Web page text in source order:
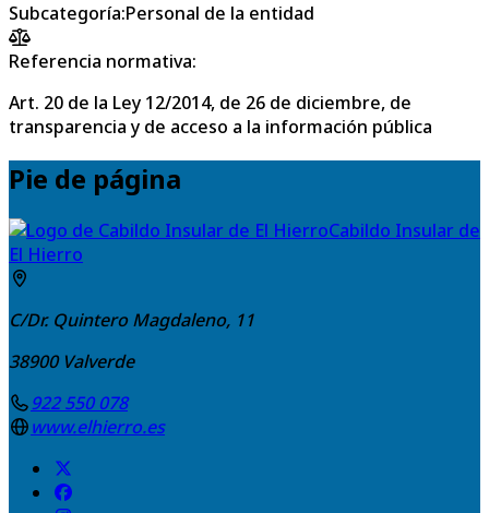
Subcategoría:Personal de la entidad
Referencia normativa:
Art. 20 de la Ley 12/2014, de 26 de diciembre, de
transparencia y de acceso a la información pública
Pie de página
Cabildo Insular de
El Hierro
C/Dr. Quintero Magdaleno, 11
38900 Valverde
922 550 078
www.elhierro.es